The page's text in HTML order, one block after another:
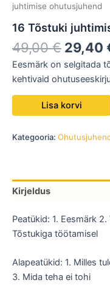
juhtimise ohutusjuhend
16 Tõstuki
49,00€ 29,40
Eesmärk on selgitada
kehtivaid
Lisa korvi
Kategooria:
Kirjeldus
Peatükid: 1. Eesmärk
Tõstukiga töötamisel
Alapeatükid: 1. Milles
3. Mida teha ei tohi